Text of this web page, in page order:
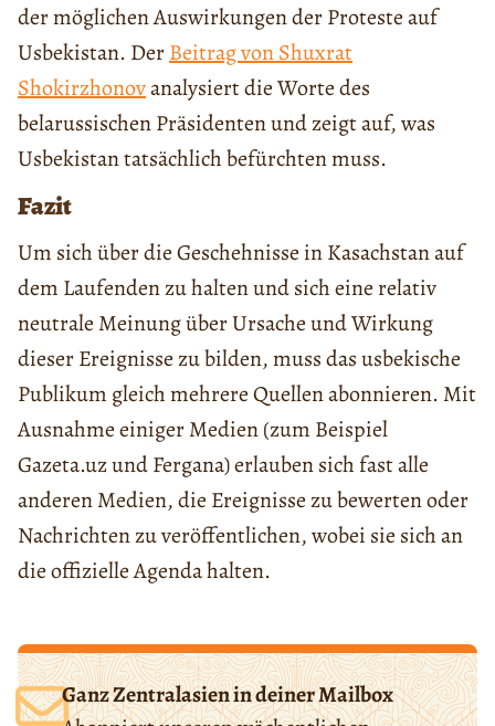
der möglichen Auswirkungen der Proteste auf
Usbekistan. DerBeitrag von Shuxrat
Shokirzhonovanalysiert die Worte des
belarussischen Präsidenten und zeigt auf, was
Usbekistan tatsächlich befürchten muss.
Fazit
Um sich über die Geschehnisse in Kasachstan auf
dem Laufenden zu halten und sich eine relativ
neutrale Meinung über Ursache und Wirkung
dieser Ereignisse zu bilden, muss das usbekische
Publikum gleich mehrere Quellen abonnieren. Mit
Ausnahme einiger Medien (zum Beispiel
Gazeta.uz und Fergana) erlauben sich fast alle
anderen Medien, die Ereignisse zu bewerten oder
Nachrichten zu veröffentlichen, wobei sie sich an
die offizielle Agenda halten.
Ganz Zentralasien in deiner Mailbox